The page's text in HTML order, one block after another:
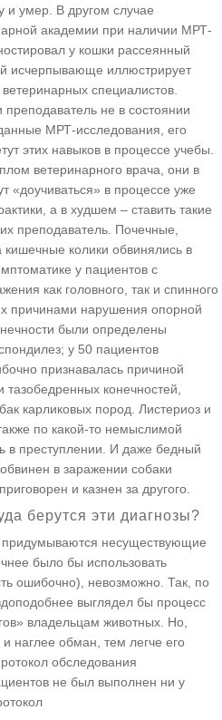
и умер. В другом случае
академии при наличии МРТ-
у кошки рассеянный
исчерпывающе иллюстрирует
специалистов.
не в состоянии
МРТ-исследования, его
этих навыков в процессе учебы.
ветеринарного врача, они в
«доучиваться» в процессе уже
а в худшем – ставить такие
преподаватель. Почечные,
кишечные колики обвинялись в
у пациентов с
как головного, так и спинного
причинами нарушения опорной
были определены
у 50 пациентов
признавалась причиной
конечностей,
карликовых пород. Листериоз и
по какой-то немыслимой
в преступлении. И даже бедный
в заражении собаки
и казнен за другого.
берутся эти диагнозы?
несуществующие
было бы использовать
ошибочно), невозможно. Так, по
выглядел бы процесс
владельцам животных. Но,
наглее обман, тем легче его
обследования
не был выполнен ни у